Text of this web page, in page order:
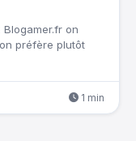
on
préfère plutôt
1 min